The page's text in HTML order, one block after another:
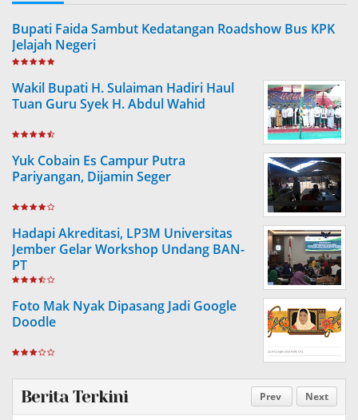
Bupati Faida Sambut Kedatangan Roadshow Bus KPK
Jelajah Negeri
Wakil Bupati H. Sulaiman Hadiri Haul
Tuan Guru Syek H. Abdul Wahid
Yuk Cobain Es Campur Putra
Pariyangan, Dijamin Seger
Hadapi Akreditasi, LP3M Universitas
Jember Gelar Workshop Undang BAN-
PT
Foto Mak Nyak Dipasang Jadi Google
Doodle
Prev Next
Berita Terkini